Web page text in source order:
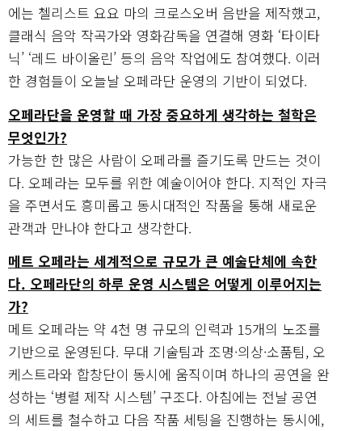
에는 첼리스트 요요 마의 크로스오버 음반을 제작했고,
클래식 음악 작곡가와 영화감독을 연결해 영화 ‘타이타
닉’ ‘레드 바이올린’ 등의 음악 작업에도 참여했다. 이러
한 경험들이 오늘날 오페라단 운영의 기반이 되었다.
오페라단을 운영할 때 가장 중요하게 생각하는 철학은
무엇인가?
가능한 한 많은 사람이 오페라를 즐기도록 만드는 것이
다. 오페라는 모두를 위한 예술이어야 한다. 지적인 자극
을 주면서도 흥미롭고 동시대적인 작품을 통해 새로운
관객과 만나야 한다고 생각한다.
메트 오페라는 세계적으로 규모가 큰 예술단체에 속한
다. 오페라단의 하루 운영 시스템은 어떻게 이루어지는
가?
메트 오페라는 약 4천 명 규모의 인력과 15개의 노조를
기반으로 운영된다. 무대 기술팀과 조명·의상·소품팀, 오
케스트라와 합창단이 동시에 움직이며 하나의 공연을 완
성하는 ‘병렬 제작 시스템’ 구조다. 아침에는 전날 공연
의 세트를 철수하고 다음 작품 세팅을 진행하는 동시에,